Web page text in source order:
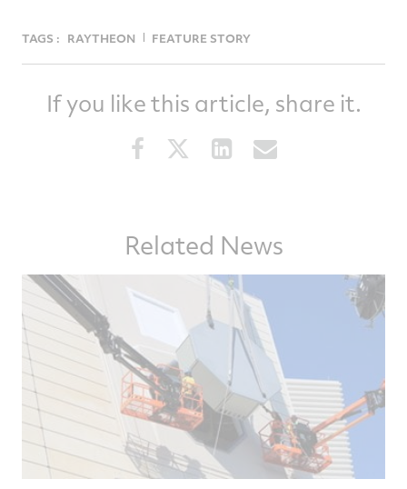
TAGS : RAYTHEON FEATURE STORY
If you like this article, share it.
Share
this
Share
this
Share
this
Related News